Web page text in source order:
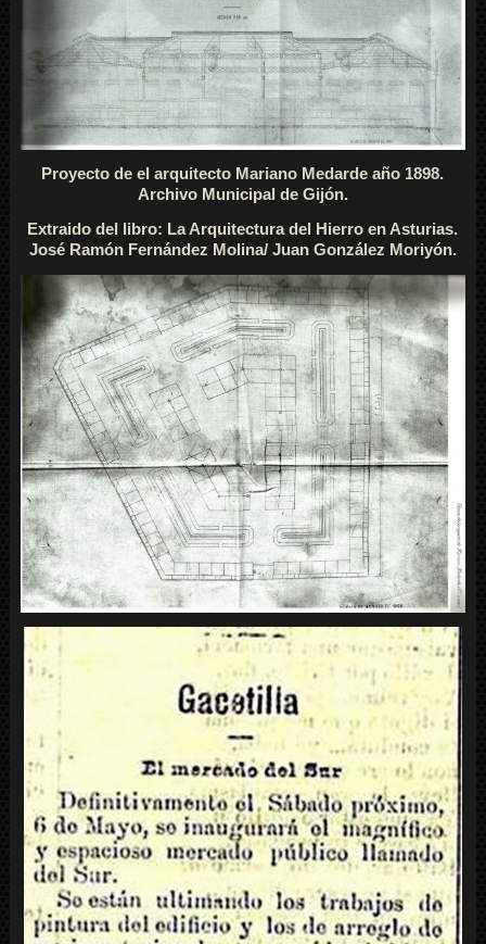
Proyecto de el arquitecto Mariano Medarde año 1898.
Archivo Municipal de Gijón.
Extraido del libro: La Arquitectura del Hierro en Asturias.
José Ramón Fernández Molina/ Juan González Moriyón.